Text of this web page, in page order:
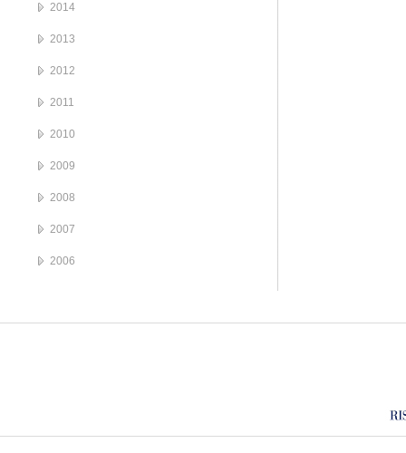
2014
2013
2012
2011
2010
2009
2008
2007
2006